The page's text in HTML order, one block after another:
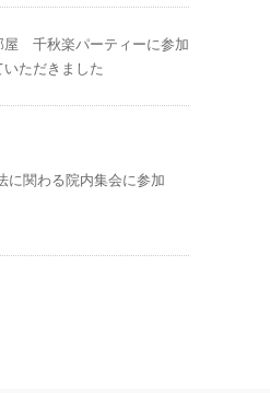
屋 千秋楽パーティーに参加
いただきました
に関わる院内集会に参加